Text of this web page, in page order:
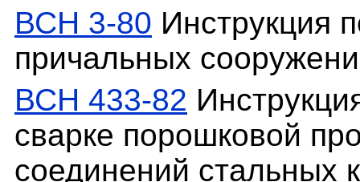
ВСН 3-80 Инструкция
причальных
ВСН 433-82
сварке порошковой
соединений стальных